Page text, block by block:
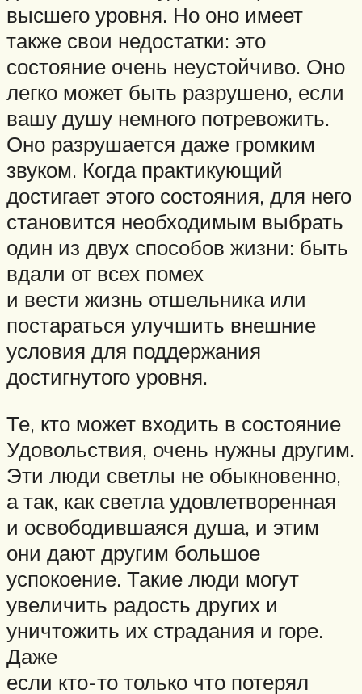
высшего уровня. Но оно имеет
также свои недостатки: это
состояние очень неустойчиво. Оно
легко может быть разрушено, если
вашу душу немного потревожить.
Оно разрушается даже громким
звуком. Когда практикующий
достигает этого состояния, для него
становится необходимым выбрать
один из двух способов жизни: быть
вдали от всех помех
и вести жизнь отшельника или
постараться улучшить внешние
условия для поддержания
достигнутого уровня.
Те, кто может входить в состояние
Удовольствия, очень нужны другим.
Эти люди светлы не обыкновенно,
а так, как светла удовлетворенная
и освободившаяся душа, и этим
они дают другим большое
успокоение. Такие люди могут
увеличить радость других и
уничтожить их страдания и горе.
Даже
если кто-то только что потерял